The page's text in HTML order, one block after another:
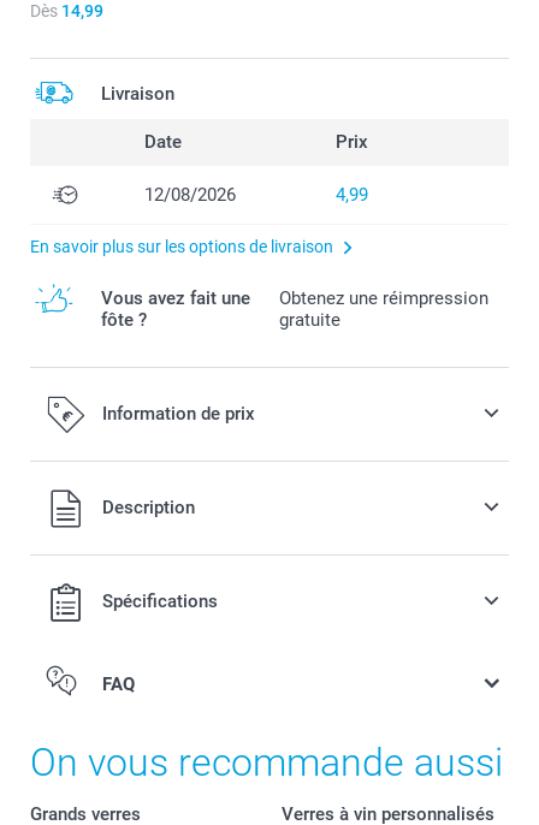
Dès 14,99
Livraison
Date Prix
12/08/2026 4,99
En savoir plus sur les options de livraison
Vous avez fait une
fôte ?
Obtenez une réimpression
gratuite
Information de prix
Tous les prix sont en EURO (€), TVA incluse et hors frais de
port.
Description
Spécifications
FAQ
On vous recommande aussi
Grands verres
Verres à vin personnalisés